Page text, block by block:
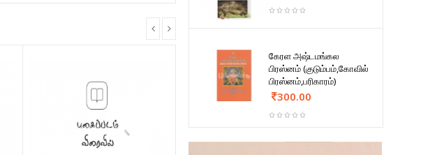
கேரள அஷ்டமங்கல
பிரஸ்னம் (குடும்பம்,கோவில்
பிரஸ்னம்,பரிகாரம்)
300.00